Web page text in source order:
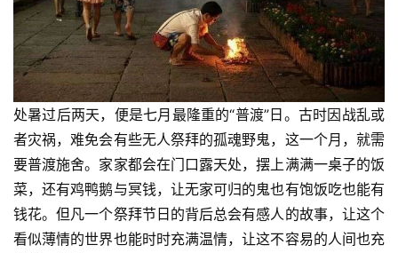
处暑过后两天，便是七月最隆重的“普渡”日。古时因战乱或
者灾祸，难免会有些无人祭拜的孤魂野鬼，这一个月，就需
要普渡施舍。家家都会在门口露天处，摆上满满一桌子的饭
菜，还有鸡鸭鹅与冥钱，让无家可归的鬼也有饱饭吃也能有
钱花。但凡一个祭拜节日的背后总会有感人的故事，让这个
看似薄情的世界也能时时充满温情，让这不容易的人间也充